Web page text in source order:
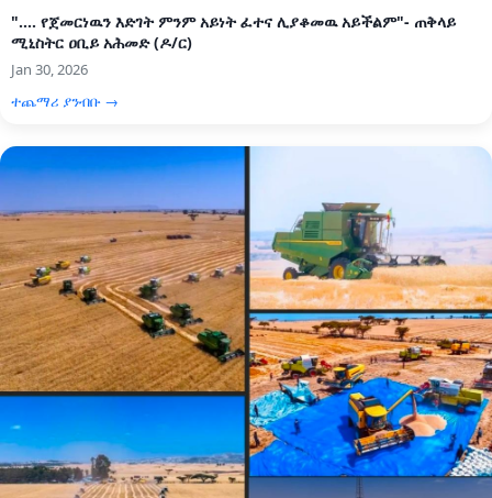
".... የጀመርነዉን እድገት ምንም አይነት ፈተና ሊያቆመዉ አይችልም"- ጠቅላይ
ሚኒስትር ዐቢይ አሕመድ (ዶ/ር)
Jan 30, 2026
ተጨማሪ ያንብቡ →